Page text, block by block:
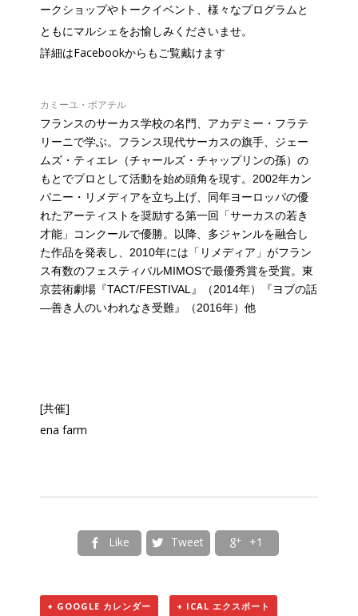
ークショップやトークイベント、様々なプログラムと
ともにマルシェをお愉しみくださいませ。
詳細はFacebookからもご覧戴けます
カミーユ・ボアテル
フランスのサーカス学校の名門、アカデミー・フラテ
リーニで学ぶ。フランス現代サーカスの旗手、ジェー
ムズ・ティエレ（チャールズ・チャップリンの孫）の
もとでプロとして活動を始め頭角を現す。2002年カン
パニー・リメディアを立ち上げ、同年ヨーロッパの優
れたアーティストを奨励する第一回「サーカスの若き
才能」コンクールで優勝。以降、多ジャンルを融合し
た作品を発表し、2010年には「リメディア」がフラン
ス有数のフェスティバルMIMOSで最優秀賞を受賞。東
京芸術劇場『TACT/FESTIVAL』（2014年）『ヨブの話
―善き人のいわれなき受難』（2016年）他
[共催]
ena farm
 Like  Tweet  +1
+ GOOGLE カレンダー + ICAL エクスポート